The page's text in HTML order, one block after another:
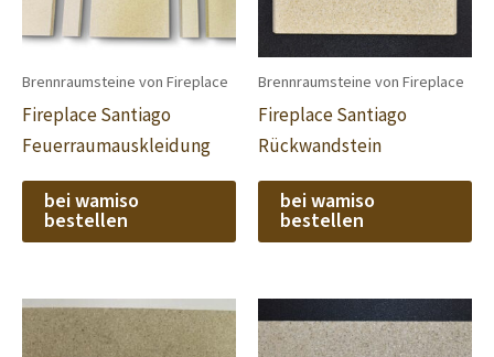
Brennraumsteine von Fireplace
Fireplace Santiago
Feuerraumauskleidung
bei wamiso
bestellen
Brennraumsteine von Fireplace
Fireplace Santiago
Rückwandstein
bei wamiso
bestellen